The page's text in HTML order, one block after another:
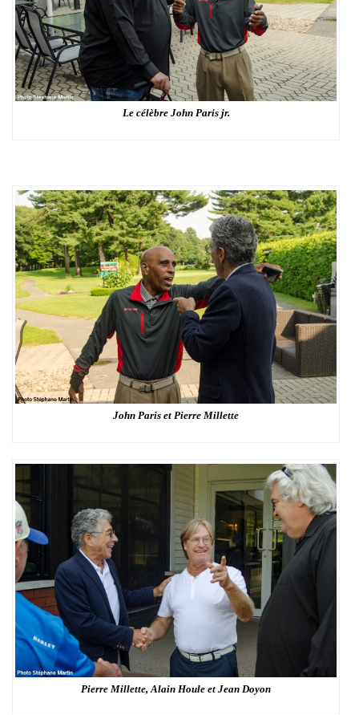
Le célèbre John Paris jr.
John Paris et Pierre Millette
Pierre Millette, Alain Houle et Jean Doyon